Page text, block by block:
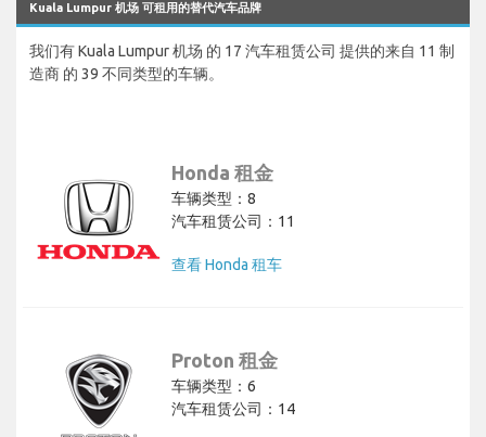
Kuala Lumpur 机场 可租用的替代汽车品牌
我们有 Kuala Lumpur 机场 的 17 汽车租赁公司 提供的来自 11 制
造商 的 39 不同类型的车辆。
Honda 租金
车辆类型：8
汽车租赁公司：11
查看 Honda 租车
Proton 租金
车辆类型：6
汽车租赁公司：14